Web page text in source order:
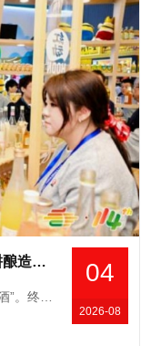
04
2026-08
2026南京秋糖黄酒及养生酒专区深耕酿造创新适配白酒黄酒果酒功能性酒企
*杯决赛夜，2.6亿人正在重新定义“看球配酒”。终场哨响前*后一分钟，点球大战的窒息时刻，或者绝杀进球后全场炸开的欢呼——*杯决赛夜，酒从来都不是配角。冰箱里刚拿出来的气泡果酒还挂着水珠，茶几